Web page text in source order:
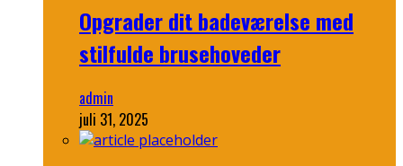
Opgrader dit badeværelse med
stilfulde brusehoveder
admin
juli 31, 2025